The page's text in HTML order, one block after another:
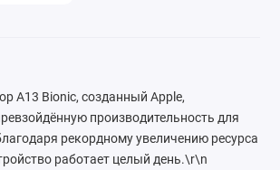
A13 Bionic, созданный Apple,
производительность для
рекордному увеличению ресурса
работает целый день.\r\n